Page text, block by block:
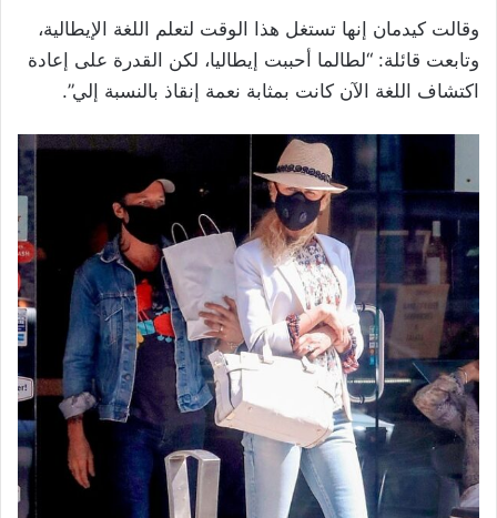
وقالت كيدمان إنها تستغل هذا الوقت لتعلم اللغة الإيطالية،
وتابعت قائلة: “لطالما أحببت إيطاليا، لكن القدرة على إعادة
اكتشاف اللغة الآن كانت بمثابة نعمة إنقاذ بالنسبة إلي”.